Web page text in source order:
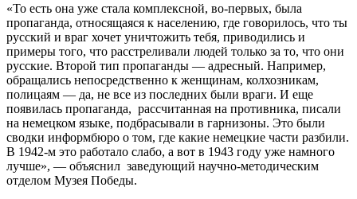
«То есть она уже стала комплексной, во-первых, была
пропаганда, относящаяся к населению, где говорилось, что ты
русский и враг хочет уничтожить тебя, приводились и
примеры того, что расстреливали людей только за то, что они
русские. Второй тип пропаганды — адресный. Например,
обращались непосредственно к женщинам, колхозникам,
полицаям — да, не все из последних были враги. И еще
появилась пропаганда, рассчитанная на противника, писали
на немецком языке, подбрасывали в гарнизоны. Это были
сводки информбюро о том, где какие немецкие части разбили.
В 1942-м это работало слабо, а вот в 1943 году уже намного
лучше», — объяснил заведующий научно-методическим
отделом Музея Победы.